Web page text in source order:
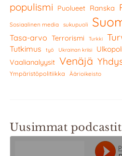
populismi Puolueet Ranska
Sosiaalinen media sukupuoli
Tasa-arvo Terrorismi Turkki
Tutkimus työ Ukrainan kriisi
Vaalianalyysit Venäjä
Ympäristöpolitiikka Äärioikeisto
Uusimmat podcastit